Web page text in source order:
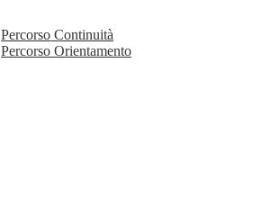
Percorso Continuità
Percorso Orientamento